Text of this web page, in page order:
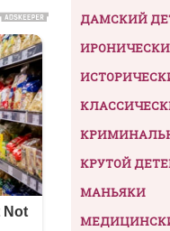
ДАМСКИЙ
КРУТОЙ
МАНЬЯКИ